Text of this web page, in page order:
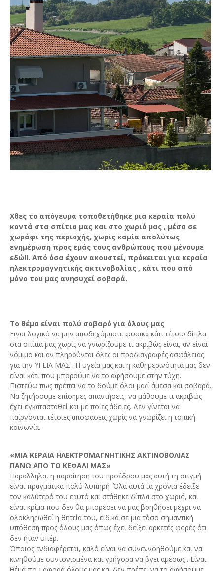
Χθες το απόγευμα τοποθετήθηκε μια κεραία πολύ
κοντά στα σπίτια μας και στο χωριό μας , μέσα σε
χωράφι της περιοχής, χωρίς καμία απολύτως
ενημέρωση προς εμάς τους ανθρώπους που μένουμε
εδώ!!. Από όσα έχουν ακουστεί, πρόκειται για κεραία
ηλεκτρομαγνητικής ακτινοβολίας , κάτι που από
μόνο του μας ανησυχεί σοβαρά.
Το θέμα είναι πολύ σοβαρό για όλους μας
Ειναι λογικό να μην αποδεχόμαστε φυσικά κάτι τέτοιο δίπλα
στα σπίτια μας χωρίς να γνωρίζουμε τι ακριβώς είναι, αν είναι
νόμιμο και αν πληρούνται όλες οι προδιαγραφές ασφάλειας
για την ΥΓΕΙΑ ΜΑΣ . Η υγεία μας και η καθημερινότητά μας δεν
είναι κάτι που μπορούμε να το αφήσουμε στην τύχη.
Πιστεύω πως πρέπει να το δούμε όλοι μαζί άμεσα και σοβαρά.
Να ζητήσουμε επίσημες απαντήσεις, να μάθουμε τι ακριβώς
έχει εγκατασταθεί και με ποιες άδειες. Δεν γίνεται να
παίρνονται τέτοιες αποφάσεις χωρίς να γνωρίζει η τοπική
κοινωνία.
«ΜΙΑ ΚΕΡΑΙΑ ΗΛΕΚΤΡΟΜΑΓΝΗΤΙΚΗΣ ΑΚΤΙΝΟΒΟΛΙΑΣ
ΠΑΝΩ ΑΠΟ ΤΟ ΚΕΦΑΛΙ ΜΑΣ»
Παράλληλα, η παραίτηση του προέδρου μας αυτή τη στιγμή
είναι πραγματικά πολύ λυπηρή. Όλα αυτά τα χρόνια έδειξε
τον καλύτερό του εαυτό και στάθηκε δίπλα στο χωριό, και
είναι κρίμα που δεν θα μπορέσει να μας βοηθήσει μέχρι να
ολοκληρωθεί η θητεία του, ειδικά σε μια τόσο σημαντική
υπόθεση προς όλους μας όπως έχει δείξει αρκετές φορές ότι
δεν ήταν υπέρ.
Όποιος ενδιαφέρεται, καλό είναι να συνεννοηθούμε και να
κινηθούμε συντονισμένα και γρήγορα να βγει αμέσως . Είναι